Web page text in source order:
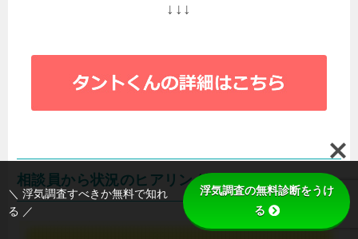
↓↓↓
相談員から状況のヒアリング
＼ 浮気調査すべきか無料で知れ
る ／
浮気調査の無料診断をうけ
る